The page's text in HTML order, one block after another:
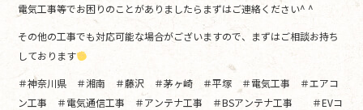
電気工事等でお困りのことがありましたらまずはご連絡ください^ ^
その他の工事でも対応可能な場合がございますので、まずはご相談お持ち
しております
＃神奈川県 ＃湘南 ＃藤沢 ＃茅ヶ崎 ＃平塚 ＃電気工事 ＃エアコ
ン工事 ＃電気通信工事 ＃アンテナ工事 ＃BSアンテナ工事 ＃EVコ